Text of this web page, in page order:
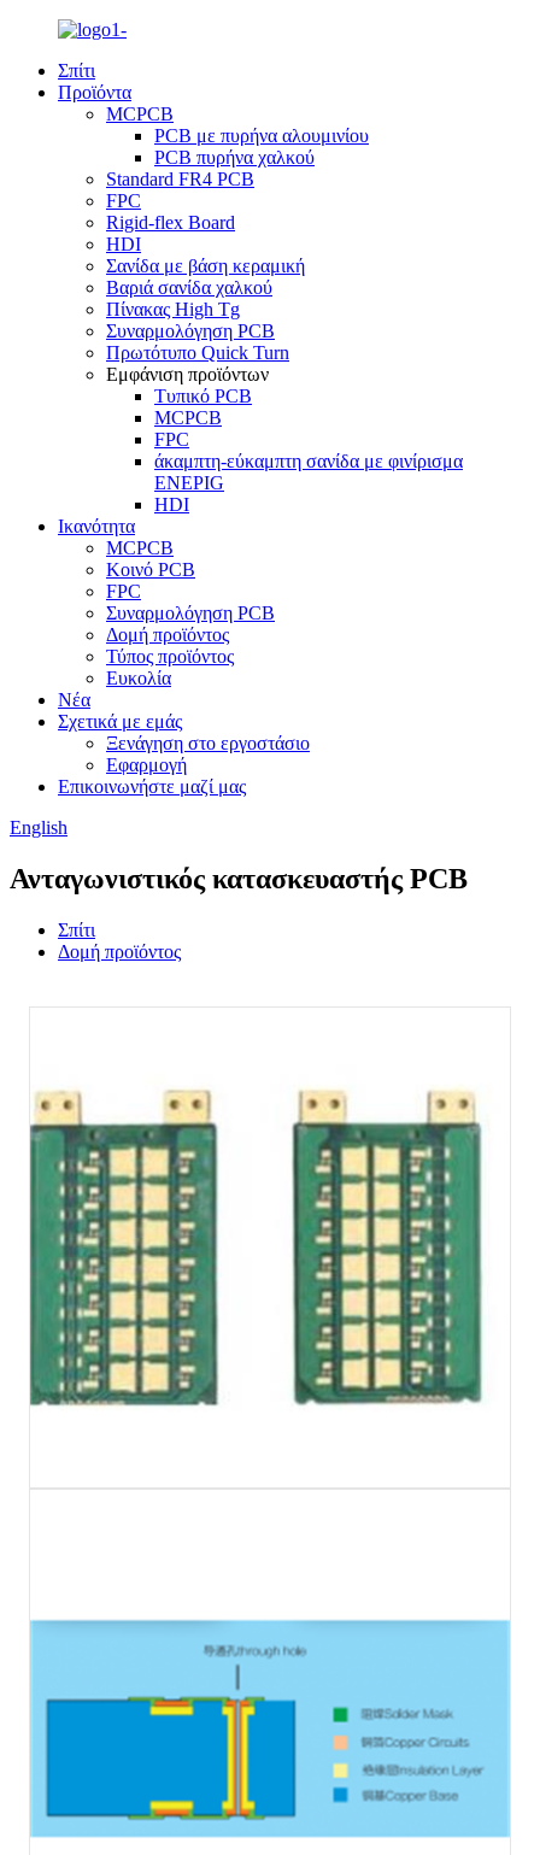
Σπίτι
Προϊόντα
MCPCB
PCB με πυρήνα αλουμινίου
PCB πυρήνα χαλκού
Standard FR4 PCB
FPC
Rigid-flex Board
HDI
Σανίδα με βάση κεραμική
Βαριά σανίδα χαλκού
Πίνακας High Tg
Συναρμολόγηση PCB
Πρωτότυπο Quick Turn
Εμφάνιση προϊόντων
Τυπικό PCB
MCPCB
FPC
άκαμπτη-εύκαμπτη σανίδα με φινίρισμα
ENEPIG
HDI
Ικανότητα
MCPCB
Κοινό PCB
FPC
Συναρμολόγηση PCB
Δομή προϊόντος
Τύπος προϊόντος
Ευκολία
Νέα
Σχετικά με εμάς
Ξενάγηση στο εργοστάσιο
Εφαρμογή
Επικοινωνήστε μαζί μας
English
Ανταγωνιστικός κατασκευαστής PCB
Σπίτι
Δομή προϊόντος